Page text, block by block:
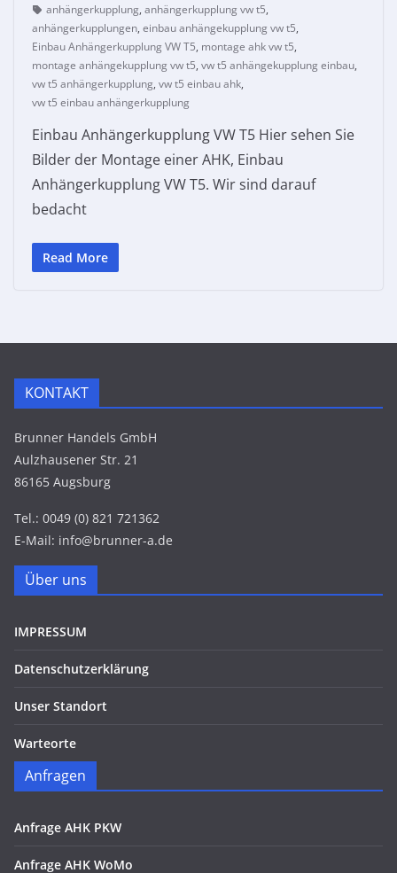
anhängerkupplung, anhängerkupplung vw t5,
anhängerkupplungen, einbau anhängekupplung vw t5,
Einbau Anhängerkupplung VW T5, montage ahk vw t5,
montage anhängekupplung vw t5, vw t5 anhängekupplung einbau,
vw t5 anhängerkupplung, vw t5 einbau ahk,
vw t5 einbau anhängerkupplung
Einbau Anhängerkupplung VW T5 Hier sehen Sie
Bilder der Montage einer AHK, Einbau
Anhängerkupplung VW T5. Wir sind darauf
bedacht
Read More
KONTAKT
Brunner Handels GmbH
Aulzhausener Str. 21
86165 Augsburg
Tel.: 0049 (0) 821 721362
E-Mail: info@brunner-a.de
Über uns
IMPRESSUM
Datenschutzerklärung
Unser Standort
Warteorte
Anfragen
Anfrage AHK PKW
Anfrage AHK WoMo